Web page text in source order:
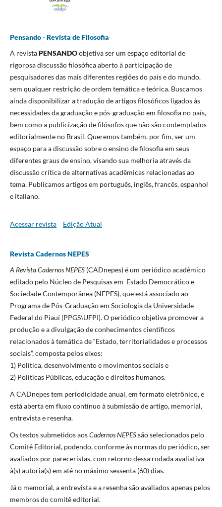
Pensando - Revista de Filosofia
A revistaPENSANDOobjetiva ser um espaço editorial de
rigorosa discussão filosófica aberto à participação de
pesquisadores das mais diferentes regiões do país e do mundo,
sem qualquer restrição de ordem temática e teórica. Buscamos
ainda disponibilizar a tradução de artigos filosóficos ligados às
necessidades da graduação e pós-graduação em filosofia no país,
bem como a publicização de filósofos que não são contemplados
editorialmente no Brasil. Queremos também, por fim, ser um
espaço para a discussão sobre o ensino de filosofia em seus
diferentes graus de ensino, visando sua melhoria através da
discussão crítica de alternativas acadêmicas relacionadas ao
tema. Publicamos artigos em português, inglês, francês, espanhol
e italiano.
Acessar revista Edição Atual
Revista Cadernos NEPES
A Revista Cadernos NEPES (CADnepes) é um periódico acadêmico
editado pelo Núcleo de Pesquisas em Estado Democrático e
Sociedade Contemporânea (NEPES), que está associado ao
Programa de Pós-Graduação em Sociologia da Universidade
Federal do Piauí (PPGS\UFPI). O periódico objetiva promover a
produção e a divulgação de conhecimentos científicos
relacionados à temática de “Estado, territorialidades e processos
sociais”, composta pelos eixos:
1) Política, desenvolvimento e movimentos sociais e
2) Políticas Públicas, educação e direitos humanos.
A CADnepes tem periodicidade anual, em formato eletrônico, e
está aberta em fluxo contínuo à submissão de artigo, memorial,
entrevista e resenha.
Os textos submetidos aosCadernos NEPESsão selecionados pelo
Comitê Editorial, podendo, conforme às normas do periódico, ser
avaliados por pareceristas, com retorno dessa rodada avaliativa
à(s) autoria(s) em até no máximo sessenta (60) dias.
Já o memorial, a entrevista e a resenha são avaliados apenas pelos
membros do comitê editorial.